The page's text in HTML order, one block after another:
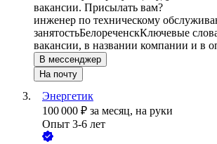
вакансии. Присылать вам?
инженер по техническому
занятостьБелореченскКлючевые
вакансии, в названии компании и в
В мессенджер
На почту
Энергетик
100 000 ₽ за месяц, на руки
Опыт 3-6 лет